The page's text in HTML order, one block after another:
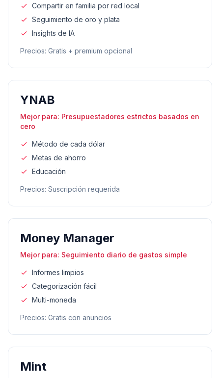
Compartir en familia por red local
Seguimiento de oro y plata
Insights de IA
Precios: Gratis + premium opcional
YNAB
Mejor para: Presupuestadores estrictos basados en
cero
Método de cada dólar
Metas de ahorro
Educación
Precios: Suscripción requerida
Money Manager
Mejor para: Seguimiento diario de gastos simple
Informes limpios
Categorización fácil
Multi-moneda
Precios: Gratis con anuncios
Mint